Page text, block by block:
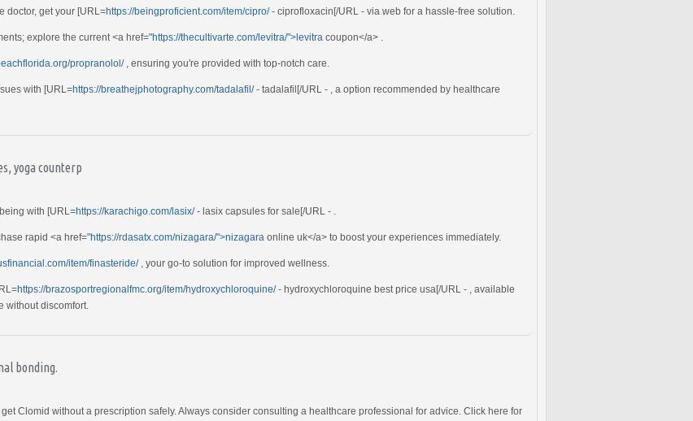
doctor, get your [URL=https://beingproficient.com/item/cipro/- ciprofloxacin[/URL - via web for a hassle-free solution.
explore the current <a href="https://thecultivarte.com/levitra/">levitra coupon</a> .
propranolol/, ensuring you're provided with top-notch care.
with [URL=https://breathejphotography.com/tadalafil/- tadalafil[/URL - , a option recommended by healthcare
yoga counterp
with [URL=https://karachigo.com/lasix/- lasix capsules for sale[/URL - .
rapid <a href="https://rdasatx.com/nizagara/">nizagara online uk</a> to boost your experiences immediately.
item/finasteride/, your go-to solution for improved wellness.
https://brazosportregionalfmc.org/item/hydroxychloroquine/- hydroxychloroquine best price usa[/URL - , available
without discomfort.
bonding.
Clomid without a prescription safely. Always consider consulting a healthcare professional for advice. Click here for